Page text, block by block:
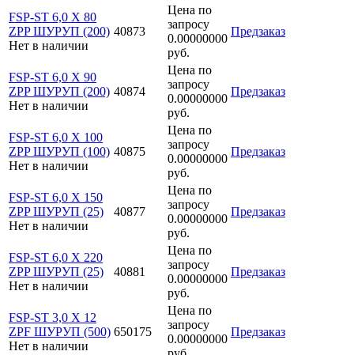
FSP-ST 6,0 X 80
ZPP ШУРУП (200)
Нет в наличии
40873
Цена по
запросу
0.00000000
руб.
Предзаказ
FSP-ST 6,0 X 90
ZPP ШУРУП (200)
Нет в наличии
40874
Цена по
запросу
0.00000000
руб.
Предзаказ
FSP-ST 6,0 X 100
ZPP ШУРУП (100)
Нет в наличии
40875
Цена по
запросу
0.00000000
руб.
Предзаказ
FSP-ST 6,0 X 150
ZPP ШУРУП (25)
Нет в наличии
40877
Цена по
запросу
0.00000000
руб.
Предзаказ
FSP-ST 6,0 X 220
ZPP ШУРУП (25)
Нет в наличии
40881
Цена по
запросу
0.00000000
руб.
Предзаказ
FSP-ST 3,0 X 12
ZPF ШУРУП (500)
Нет в наличии
650175
Цена по
запросу
0.00000000
Предзаказ